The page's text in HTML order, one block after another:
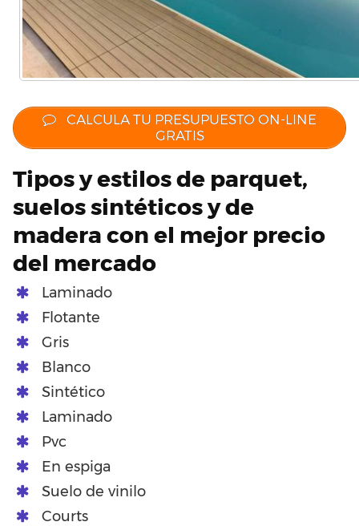
CALCULA TU PRESUPUESTO ON-LINE
GRATIS
Tipos y estilos de parquet,
suelos sintéticos y de
madera con el mejor precio
del mercado
Laminado
Flotante
Gris
Blanco
Sintético
Laminado
Pvc
En espiga
Suelo de vinilo
Courts